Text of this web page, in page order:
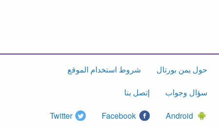
حول يمن بورتال شروط استخدام الموقع
سؤال وجواب إتصل بنا
Android
Facebook
Twitter